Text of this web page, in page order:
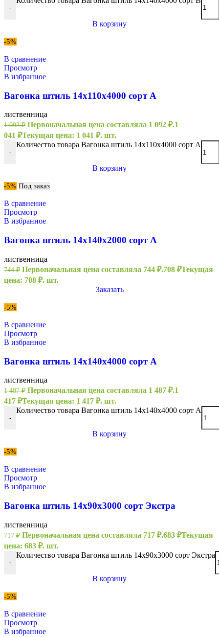
-
В корзину
-5%
В сравнение
Просмотр
В избранное
Вагонка штиль 14х110х4000 сорт А
лиственница
1 092₽ Первоначальная цена составляла 1 092 ₽.1
041 ₽Текущая цена: 1 041 ₽. шт.
-
Количество товара Вагонка штиль 14х110х4000 сорт А
В корзину
-5% Под заказ
В сравнение
Просмотр
В избранное
Вагонка штиль 14х140х2000 сорт А
лиственница
744₽ Первоначальная цена составляла 744 ₽.708 ₽Текущая
цена: 708 ₽. шт.
Заказать
-5%
В сравнение
Просмотр
В избранное
Вагонка штиль 14х140х4000 сорт А
лиственница
1 487₽ Первоначальная цена составляла 1 487 ₽.1
417 ₽Текущая цена: 1 417 ₽. шт.
-
Количество товара Вагонка штиль 14х140х4000 сорт А
В корзину
-5%
В сравнение
Просмотр
В избранное
Вагонка штиль 14х90х3000 сорт Экстра
лиственница
717₽ Первоначальная цена составляла 717 ₽.683 ₽Текущая
цена: 683 ₽. шт.
-
Количество товара Вагонка штиль 14х90х3000 сорт Экстра
В корзину
-5%
В сравнение
Просмотр
В избранное